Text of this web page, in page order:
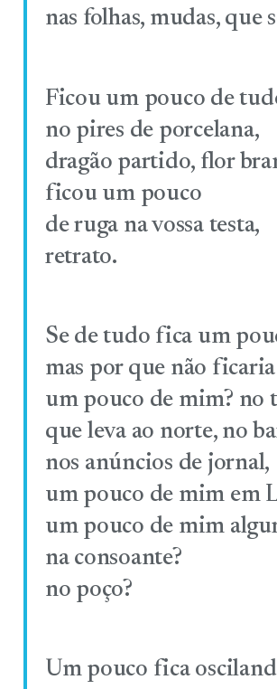
nas folhas, mudas, que
Ficou um pouco de
no pires de porcelana,
dragão partido, flor
ficou um pouco
de ruga na vossa testa,
retrato.
Se de tudo fica um
mas por que não ficaria
um pouco de mim? no
que leva ao norte, no
nos anúncios de jornal,
um pouco de mim em
um pouco de mim
na consoante?
no poço?
Um pouco fica